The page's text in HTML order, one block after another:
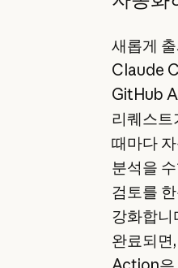
새롭게
Claude
GitHub
리퀘스트
때마다
분석을
검토를
강화합니
완료되면,